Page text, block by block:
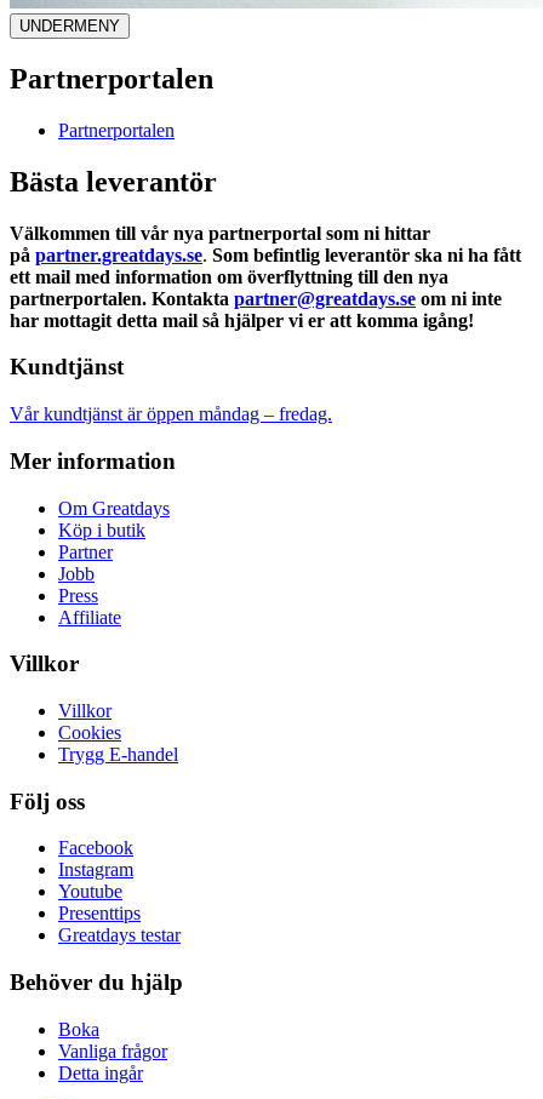
UNDERMENY
Partnerportalen
Partnerportalen
Bästa leverantör
Välkommen till vår nya partnerportal som ni hittar
på partner.greatdays.se. Som befintlig leverantör ska ni ha fått
ett mail med information om överflyttning till den nya
partnerportalen. Kontakta partner@greatdays.se om ni inte
har mottagit detta mail så hjälper vi er att komma igång!
Kundtjänst
Vår kundtjänst är öppen måndag – fredag.
Mer information
Om Greatdays
Köp i butik
Partner
Jobb
Press
Affiliate
Villkor
Villkor
Cookies
Trygg E-handel
Följ oss
Facebook
Instagram
Youtube
Presenttips
Greatdays testar
Behöver du hjälp
Boka
Vanliga frågor
Detta ingår